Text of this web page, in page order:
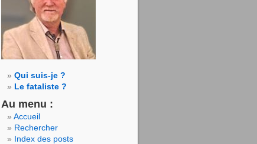
Qui suis-je ?
Le fataliste ?
Au menu :
Accueil
Rechercher
Index des posts